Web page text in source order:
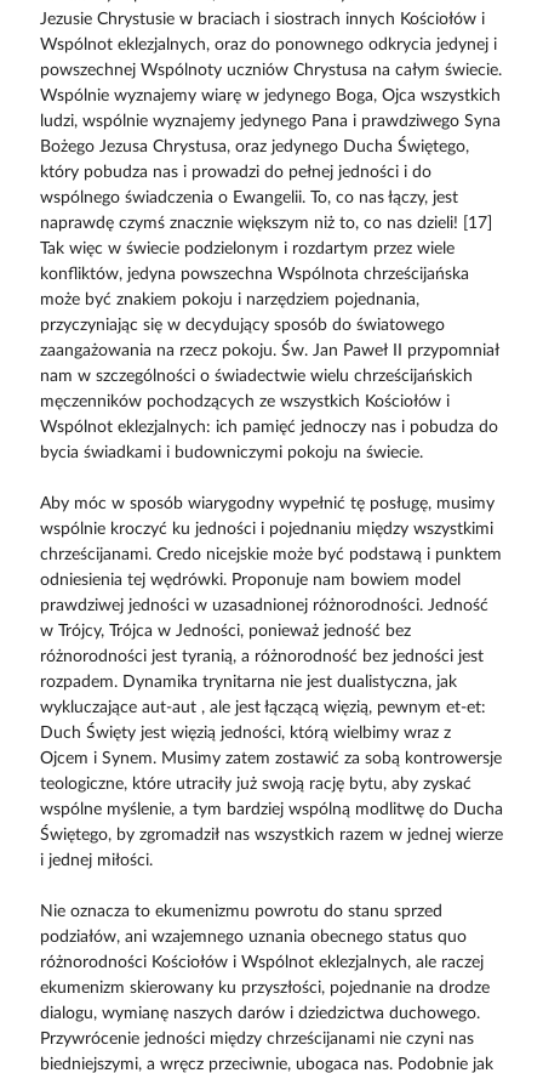
Jezusie Chrystusie w braciach i siostrach innych Kościołów i
Wspólnot eklezjalnych, oraz do ponownego odkrycia jedynej i
powszechnej Wspólnoty uczniów Chrystusa na całym świecie.
Wspólnie wyznajemy wiarę w jedynego Boga, Ojca wszystkich
ludzi, wspólnie wyznajemy jedynego Pana i prawdziwego Syna
Bożego Jezusa Chrystusa, oraz jedynego Ducha Świętego,
który pobudza nas i prowadzi do pełnej jedności i do
wspólnego świadczenia o Ewangelii. To, co nas łączy, jest
naprawdę czymś znacznie większym niż to, co nas dzieli! [17]
Tak więc w świecie podzielonym i rozdartym przez wiele
konfliktów, jedyna powszechna Wspólnota chrześcijańska
może być znakiem pokoju i narzędziem pojednania,
przyczyniając się w decydujący sposób do światowego
zaangażowania na rzecz pokoju. Św. Jan Paweł II przypomniał
nam w szczególności o świadectwie wielu chrześcijańskich
męczenników pochodzących ze wszystkich Kościołów i
Wspólnot eklezjalnych: ich pamięć jednoczy nas i pobudza do
bycia świadkami i budowniczymi pokoju na świecie.
Aby móc w sposób wiarygodny wypełnić tę posługę, musimy
wspólnie kroczyć ku jedności i pojednaniu między wszystkimi
chrześcijanami. Credo nicejskie może być podstawą i punktem
odniesienia tej wędrówki. Proponuje nam bowiem model
prawdziwej jedności w uzasadnionej różnorodności. Jedność
w Trójcy, Trójca w Jedności, ponieważ jedność bez
różnorodności jest tyranią, a różnorodność bez jedności jest
rozpadem. Dynamika trynitarna nie jest dualistyczna, jak
wykluczające aut-aut , ale jest łączącą więzią, pewnym et-et:
Duch Święty jest więzią jedności, którą wielbimy wraz z
Ojcem i Synem. Musimy zatem zostawić za sobą kontrowersje
teologiczne, które utraciły już swoją rację bytu, aby zyskać
wspólne myślenie, a tym bardziej wspólną modlitwę do Ducha
Świętego, by zgromadził nas wszystkich razem w jednej wierze
i jednej miłości.
Nie oznacza to ekumenizmu powrotu do stanu sprzed
podziałów, ani wzajemnego uznania obecnego status quo
różnorodności Kościołów i Wspólnot eklezjalnych, ale raczej
ekumenizm skierowany ku przyszłości, pojednanie na drodze
dialogu, wymianę naszych darów i dziedzictwa duchowego.
Przywrócenie jedności między chrześcijanami nie czyni nas
biedniejszymi, a wręcz przeciwnie, ubogaca nas. Podobnie jak